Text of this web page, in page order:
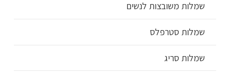
שמלות משובצות לנשים
שמלות סטרפלס
שמלות סריג